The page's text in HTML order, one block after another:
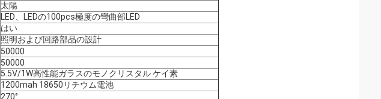
太陽
LED、LEDの100pcs極度の彎曲部LED
はい
照明および回路部品の設計
50000
50000
5.5V/1W高性能ガラスのモノクリスタル ケイ素
1200mah 18650リチウム電池
270°